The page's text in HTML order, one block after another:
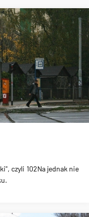
czyli 102Na jednak nie